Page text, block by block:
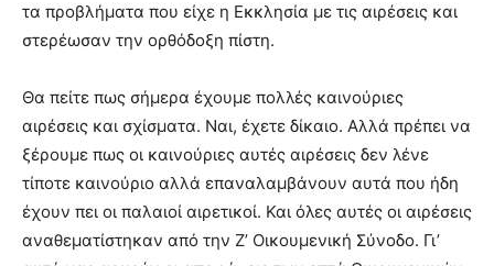
τα προβλήματα που είχε η Εκκλησία με τις αιρέσεις και
στερέωσαν την ορθόδοξη πίστη.
Θα πείτε πως σήμερα έχουμε πολλές καινούριες
αιρέσεις και σχίσματα. Ναι, έχετε δίκαιο. Αλλά πρέπει να
ξέρουμε πως οι καινούριες αυτές αιρέσεις δεν λένε
τίποτε καινούριο αλλά επαναλαμβάνουν αυτά που ήδη
έχουν πει οι παλαιοί αιρετικοί. Και όλες αυτές οι αιρέσεις
αναθεματίστηκαν από την Ζ’ Οικουμενική Σύνοδο. Γι’